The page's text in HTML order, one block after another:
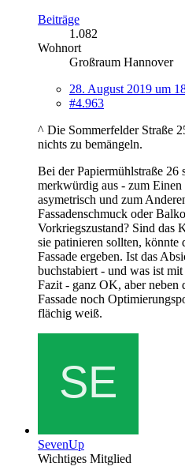
Beiträge
1.082
Wohnort
Großraum Hannover
28. August 2019 um
#4.963
^ Die Sommerfelder Straße
nichts zu bemängeln.
Bei der Papiermühlstraße
merkwürdig aus - zum
asymetrisch und zum
Fassadenschmuck oder
Vorkriegszustand? Sind das
sie patinieren sollten, könnte
Fassade ergeben. Ist das
buchstabiert - und was ist
Fazit - ganz OK, aber
Fassade noch
flächig weiß.
SevenUp
Wichtiges Mitglied